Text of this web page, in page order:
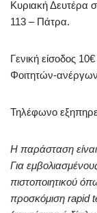
Κυριακή Δευτέρα
113 – Πάτρα.
Γενική είσοδος 10€
Φοιτητών-
Τηλέφωνο
Η παράσταση είναι
Για
πιστοποιητικού
προσκόμιση rapid